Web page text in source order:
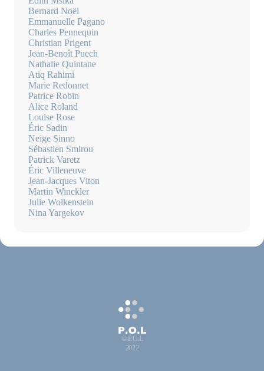
Bernard Noël
Emmanuelle Pagano
Charles Pennequin
Christian Prigent
Jean-Benoît Puech
Nathalie Quintane
Atiq Rahimi
Marie Redonnet
Patrice Robin
Alice Roland
Louise Rose
Éric Sadin
Neige Sinno
Sébastien Smirou
Patrick Varetz
Éric Villeneuve
Jean-Jacques Viton
Martin Winckler
Julie Wolkenstein
Nina Yargekov
© P.O.L
2022